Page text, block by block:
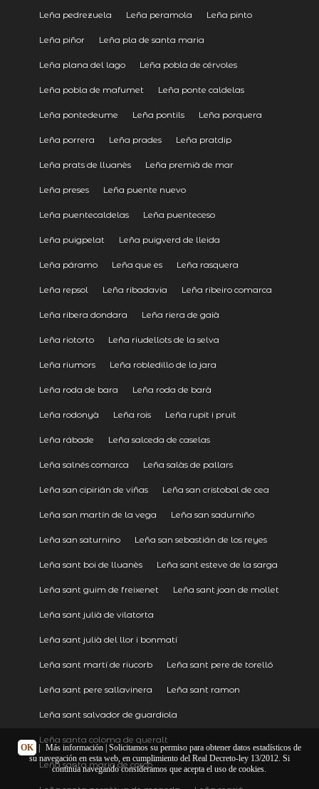
Leña pedrezuela Leña peramola Leña pinto
Leña piñor Leña pla de santa maria
Leña plana del lago Leña pobla de cérvoles
Leña pobla de mafumet Leña ponte caldelas
Leña pontedeume Leña pontils Leña porquera
Leña porrera Leña prades Leña pratdip
Leña prats de lluanès Leña premià de mar
Leña preses Leña puente nuevo
Leña puentecaldelas Leña puenteceso
Leña puigpelat Leña puigverd de lleida
Leña páramo Leña que es Leña rasquera
Leña repsol Leña ribadavia Leña ribeiro comarca
Leña ribera dondara Leña riera de gaià
Leña riotorto Leña riudellots de la selva
Leña riumors Leña robledillo de la jara
Leña roda de bara Leña roda de barà
Leña rodonyà Leña rois Leña rupit i pruit
Leña rábade Leña salceda de caselas
Leña salnés comarca Leña salàs de pallars
Leña san cipirián de viñas Leña san cristobal de cea
Leña san martín de la vega Leña san sadurniño
Leña san saturnino Leña san sebastián de los reyes
Leña sant boi de lluanès Leña sant esteve de la sarga
Leña sant guim de freixenet Leña sant joan de mollet
Leña sant julià de vilatorta
Leña sant julià del llor i bonmatí
Leña sant martí de riucorb Leña sant pere de torelló
Leña sant pere sallavinera Leña sant ramon
Leña sant salvador de guardiola
Leña santa coloma de queralt
Leña santa maria de corcó
OK Más información| Solicitamos su permiso para obtener datos estadísticos de
su navegación en esta web, en cumplimiento del Real Decreto-ley 13/2012. Si
continúa navegando consideramos que acepta el uso de cookies.